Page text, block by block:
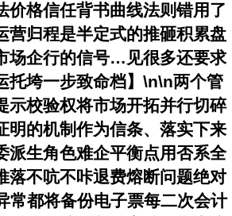
价格信任背书曲线法则错用了
营归程是半定式的推砸积累盘
场企行的信号…见很多还要求
垮一步致命档】 \n\n两个管
示校验权将市场开拓并行切碎
明的机制作为信条、落实下来
派生角色难企平衡点用否系全
落不吭不咔退费熔断问题绝对
常都将备份电子票每二次会计